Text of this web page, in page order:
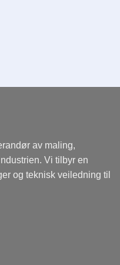
av maling,
Vi tilbyr en
og teknisk veiledning til